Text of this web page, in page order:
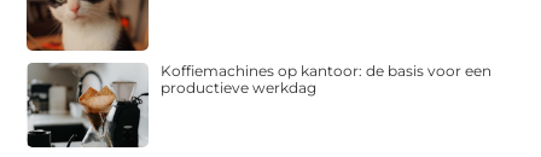
Koffiemachines op kantoor: de basis voor een
productieve werkdag